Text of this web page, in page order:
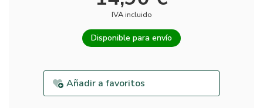
IVA incluido
Disponible para envío
Añadir a favoritos